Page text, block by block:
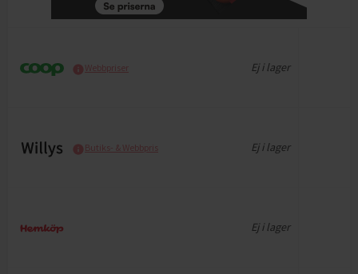
Webbpriser Ej i lager
Butiks- & Webbpris Ej i lager
Ej i lager